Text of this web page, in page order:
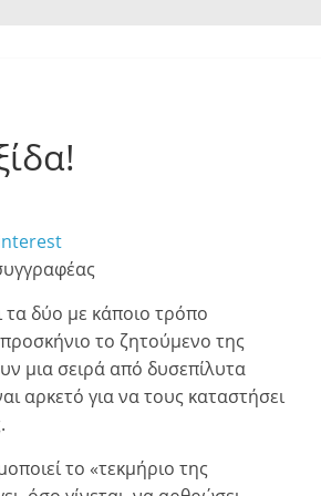
τα δύο με κάποιο τρόπο
το ζητούμενο της
μια σειρά από δυσεπίλυτα
αρκετό για να τους καταστήσει
το «τεκμήριο της